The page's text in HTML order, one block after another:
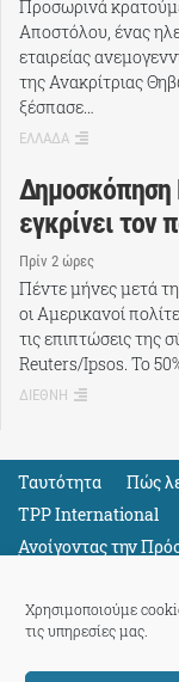
Χρησιμοποιούμε
τις υπηρεσίες μας.
Προσωρινά
Αποστόλου, ένας
εταιρείας
της Ανακρίτριας
ξέσπασε…
ΕΛΛΑΔΑ
Δημοσκόπηση
εγκρίνει τον
Πρίν 2 ώρες
Πέντε μήνες μετά
οι Αμερικανοί
τις επιπτώσεις
Reuters/Ipsos. Το
ΔΙΕΘΝΗ
Ταυτότητα Πώς
TPP International
Ανοίγοντας την
Όλους